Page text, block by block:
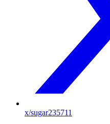
x/sugar235711